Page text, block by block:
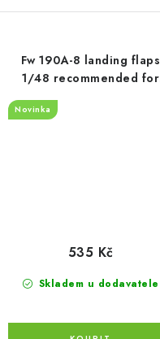
Fw 190A-8 landing flaps
1/48 recommended for
Novinka
Skladem u dodavatele
535 Kč